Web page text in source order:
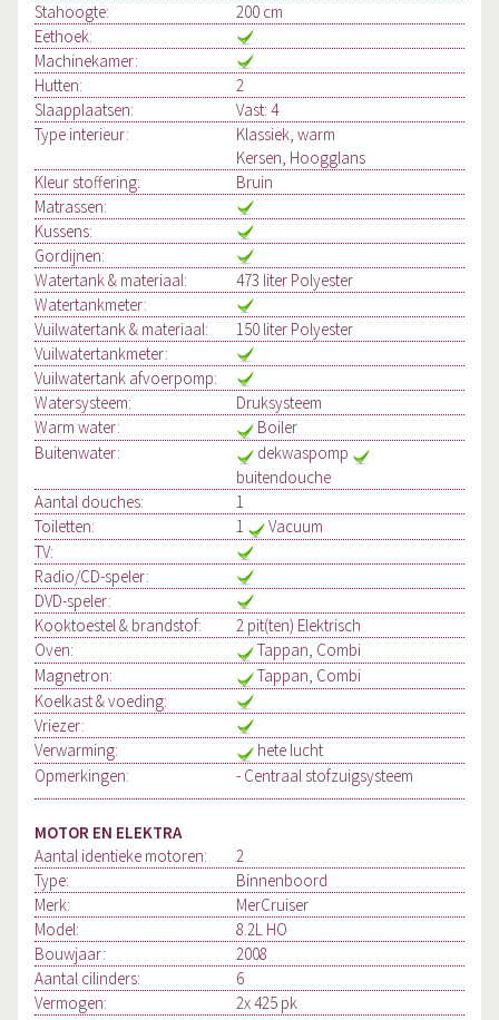
Stahoogte:
200 cm
Eethoek:
Machinekamer:
Hutten:
2
Slaapplaatsen:
Vast: 4
Type interieur:
Klassiek, warm
Kersen, Hoogglans
Kleur stoffering:
Bruin
Matrassen:
Kussens:
Gordijnen:
Watertank & materiaal:
473 liter Polyester
Watertankmeter:
Vuilwatertank & materiaal:
150 liter Polyester
Vuilwatertankmeter:
Vuilwatertank afvoerpomp:
Watersysteem:
Druksysteem
Warm water:
Boiler
Buitenwater:
dekwaspomp
buitendouche
Aantal douches:
1
Toiletten:
1
Vacuum
TV:
Radio/CD-speler:
DVD-speler:
Kooktoestel & brandstof:
2 pit(ten) Elektrisch
Oven:
Tappan, Combi
Magnetron:
Tappan, Combi
Koelkast & voeding:
Vriezer:
Verwarming:
hete lucht
Opmerkingen:
- Centraal stofzuigsysteem
MOTOR EN ELEKTRA
Aantal identieke motoren:
2
Type:
Binnenboord
Merk:
MerCruiser
Model:
8.2L HO
Bouwjaar:
2008
Aantal cilinders:
6
Vermogen:
2x 425 pk